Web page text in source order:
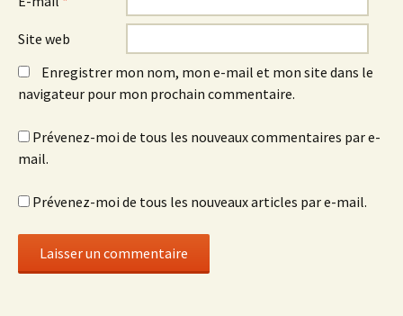
Site web
Enregistrer mon nom, mon e-mail et mon site dans le
navigateur pour mon prochain commentaire.
Prévenez-moi de tous les nouveaux commentaires par e-
mail.
Prévenez-moi de tous les nouveaux articles par e-mail.